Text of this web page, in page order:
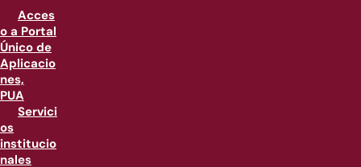
Acces
o a Portal
Único de
Aplicacio
nes,
PUA
Servici
os
institucio
nales